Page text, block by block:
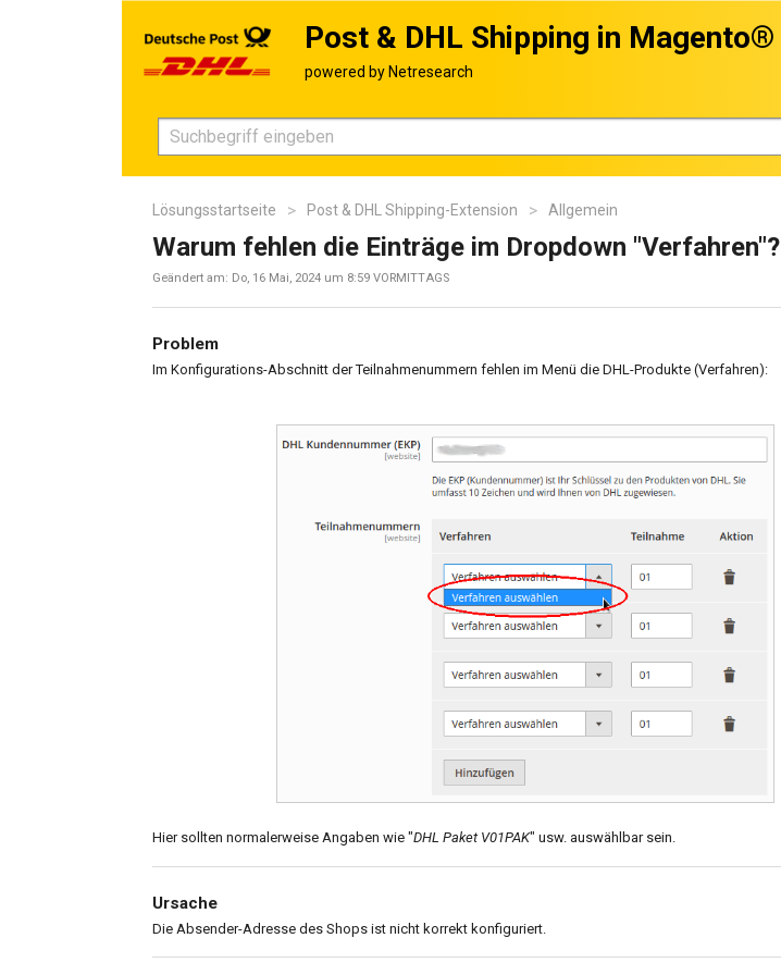
Post & DHL Shipping in Magento®
Lösungsstartseite Post & DHL Shipping-Extension Allgemein
Warum fehlen die Einträge im Dropdown "Verfahren"?
Geändert am: Do, 16 Mai, 2024 um 8:59 VORMITTAGS
Problem
Im Konfigurations-Abschnitt der Teilnahmenummern fehlen im Menü die DHL-Produkte (Verfahren):
Hier sollten normalerweise Angaben wie "DHL Paket V01PAK" usw. auswählbar sein.
Ursache
Die Absender-Adresse des Shops ist nicht korrekt konfiguriert.